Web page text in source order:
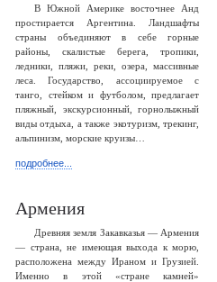
В Южной Америке восточнее Анд
простирается Аргентина. Ландшафты
страны объединяют в себе горные
районы, скалистые берега, тропики,
ледники, пляжи, реки, озера, массивные
леса. Государство, ассоциируемое с
танго, стейком и футболом, предлагает
пляжный, экскурсионный, горнолыжный
виды отдыха, а также экотуризм, трекинг,
альпинизм, морские круизы…
подробнее...
Армения
Древняя земля Закавказья — Армения
— страна, не имеющая выхода к морю,
расположена между Ираном и Грузией.
Именно в этой «стране камней»